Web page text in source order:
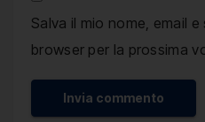
Salva il mio nome, email
browser per la prossima